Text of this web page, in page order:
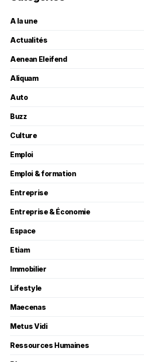
A la une
Actualités
Aenean Eleifend
Aliquam
Auto
Buzz
Culture
Emploi
Emploi & formation
Entreprise
Entreprise & Économie
Espace
Etiam
Immobilier
Lifestyle
Maecenas
Metus Vidi
Ressources Humaines